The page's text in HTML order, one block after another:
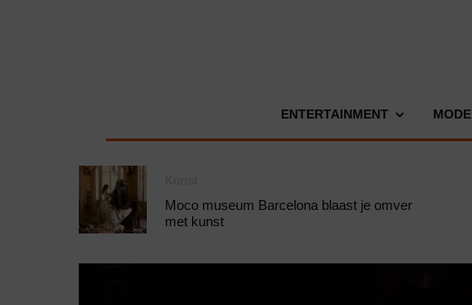
ENTERTAINMENT MODE
Moco museum Barcelona blaast je omver
met kunst